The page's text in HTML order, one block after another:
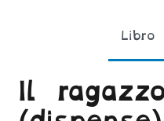
Libro
Il